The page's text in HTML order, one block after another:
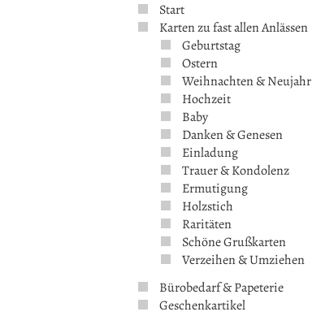
Start
Karten zu fast allen Anlässen
Geburtstag
Ostern
Weihnachten & Neujahr
Hochzeit
Baby
Danken & Genesen
Einladung
Trauer & Kondolenz
Ermutigung
Holzstich
Raritäten
Schöne Grußkarten
Verzeihen & Umziehen
Bürobedarf & Papeterie
Geschenkartikel